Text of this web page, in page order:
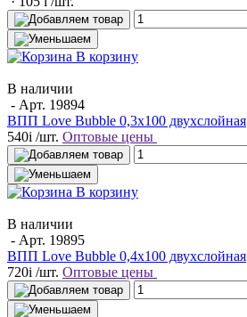
В корзину
В наличии
- Арт. 19894
ВПП Love Bubble 0,3х100 двухслойная
540i /шт. Оптовые цены
В корзину
В наличии
- Арт. 19895
ВПП Love Bubble 0,4х100 двухслойная
720i /шт. Оптовые цены